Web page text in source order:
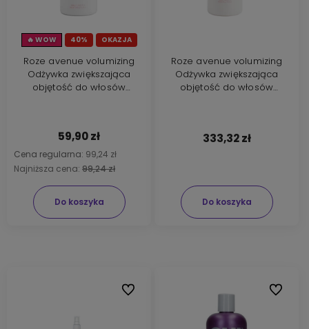
40% OKAZJA
🔥 WOW
Roze avenue volumizing
Odżywka zwiększająca
objętość do włosów
59,90 zł
Cena regularna: 99,24 zł
Najniższa cena: 99,24 zł
Do koszyka
Roze avenue volumizing
Odżywka zwiększająca
objętość do włosów
333,32 zł
Do koszyka
Do ulubionych Do